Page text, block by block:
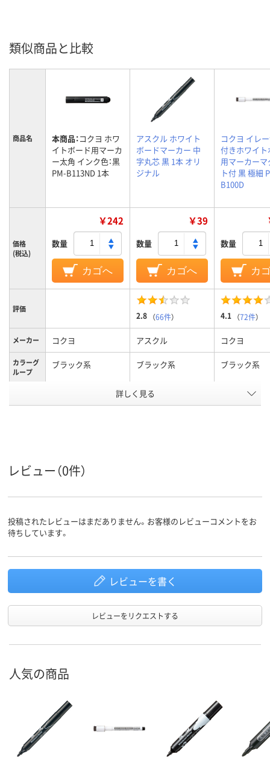
類似商品と比較
商品名 本商品：コクヨ ホワ
イトボード用マーカ
ー太角 インク色：黒
PM-B113ND 1本
アスクル ホワイト
ボードマーカー 中
字丸芯 黒 1本 オリ
ジナル
コクヨ イレ
付きホワイト
用マーカー
ト付 黒 極細
B100D
価格
(税込)
￥242
数量
カゴへ
￥39
数量
カゴへ
数量
カ
評価
2.8 （66件） 4.1 （72件）
メーカー コクヨ アスクル コクヨ
カラーグ
ループ
ブラック系 ブラック系 ブラック系
中字丸芯、中字
ペン先形
状
角芯
インク種
油性インク（アルコ
アルコール系インク
油性アルコー
インク充
填方法
中綿式
アスクル
商品環境
70 90
詳しく見る
レビュー（0件）
投稿されたレビューはまだありません。お客様のレビューコメントをお
待ちしています。
レビューを書く
レビューをリクエストする
人気の商品